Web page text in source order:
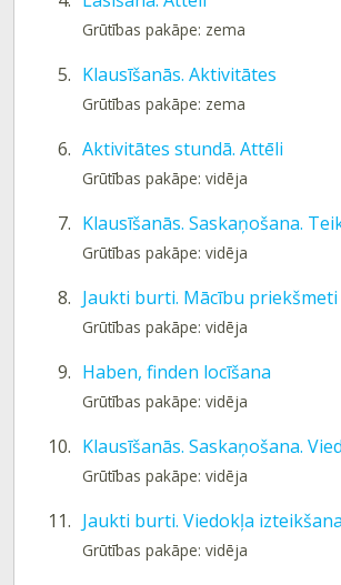
Grūtības pakāpe: zema
5. Klausīšanās. Aktivitātes
Grūtības pakāpe: zema
6. Aktivitātes stundā. Attēli
Grūtības pakāpe: vidēja
7. Klausīšanās. Saskaņošana.
Grūtības pakāpe: vidēja
8. Jaukti burti. Mācību priekšmeti
Grūtības pakāpe: vidēja
9. Haben, finden locīšana
Grūtības pakāpe: vidēja
10. Klausīšanās. Saskaņošana.
Grūtības pakāpe: vidēja
11. Jaukti burti. Viedokļa izteikšana
Grūtības pakāpe: vidēja